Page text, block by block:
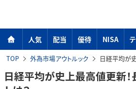
人気 配当 優待 NISA
TOP 外為市場アウトルック 日経平均が史上
日経平均が史上最高値更新